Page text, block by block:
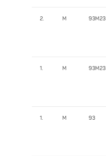
2. M 93M23
1. M 93M23
1. M 93